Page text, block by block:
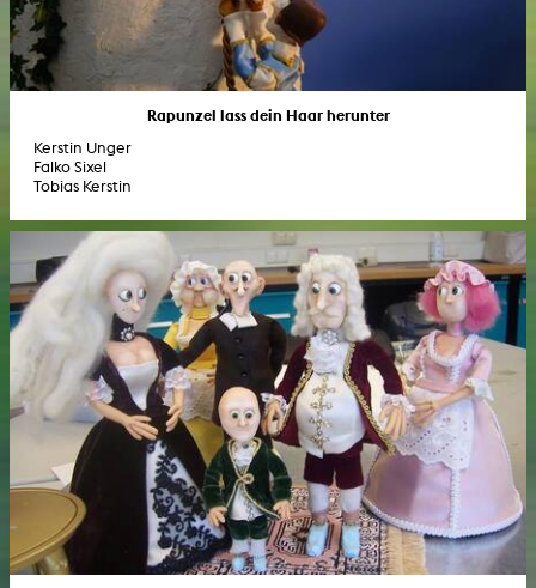
Rapunzel lass dein Haar herunter
Kerstin Unger
Falko Sixel
Tobias Kerstin